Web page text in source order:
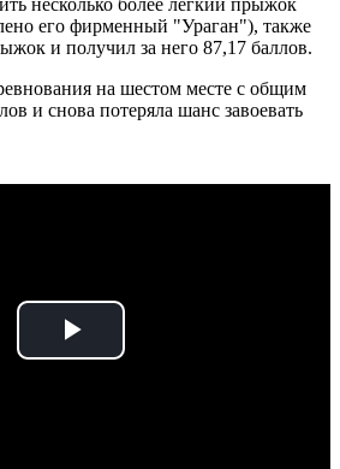
несколько более легкий прыжок
его фирменный "Ураган"), также
и получил за него 87,17 баллов.
на шестом месте с общим
и снова потеряла шанс завоевать
Play